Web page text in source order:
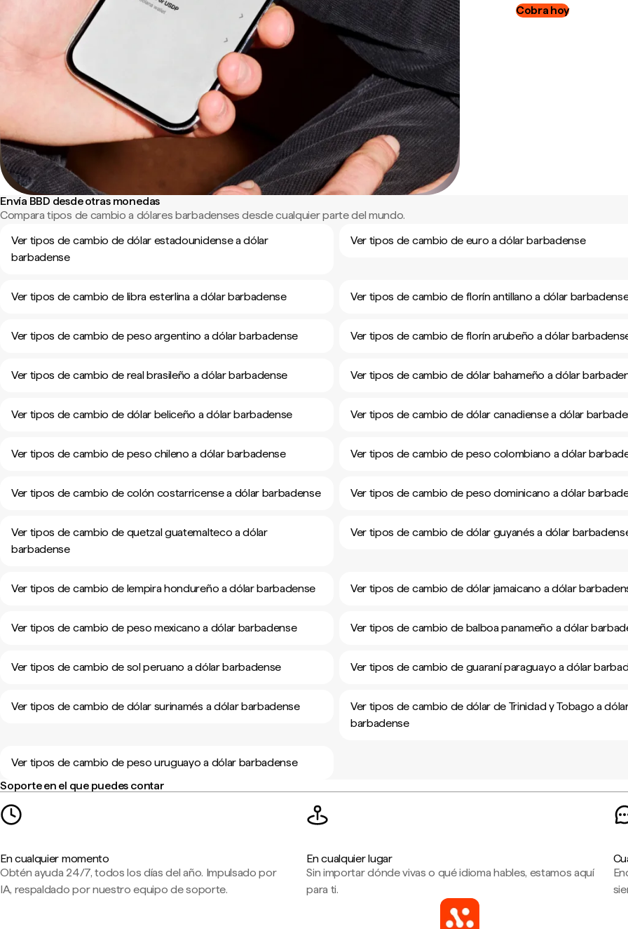
Cobra hoy
Envía BBD desde otras monedas
Compara tipos de cambio a dólares barbadenses desde cualquier parte del mundo.
Ver tipos de cambio de dólar estadounidense a dólar
barbadense
Ver tipos de cambio de euro a dólar barbadense
Ver tipos de cambio de libra esterlina a dólar barbadense Ver tipos de cambio de florín antillano a dólar
Ver tipos de cambio de peso argentino a dólar barbadense Ver tipos de cambio de florín arubeño a dólar
Ver tipos de cambio de real brasileño a dólar barbadense Ver tipos de cambio de dólar bahameño a dólar
Ver tipos de cambio de dólar beliceño a dólar barbadense Ver tipos de cambio de dólar canadiense a dólar
Ver tipos de cambio de peso chileno a dólar barbadense Ver tipos de cambio de peso colombiano a dólar
Ver tipos de cambio de colón costarricense a dólar barbadense Ver tipos de cambio de peso dominicano a dólar
Ver tipos de cambio de quetzal guatemalteco a dólar
barbadense
Ver tipos de cambio de dólar guyanés a dólar
Ver tipos de cambio de lempira hondureño a dólar barbadense Ver tipos de cambio de dólar jamaicano a dólar
Ver tipos de cambio de peso mexicano a dólar barbadense Ver tipos de cambio de balboa panameño a dólar
Ver tipos de cambio de sol peruano a dólar barbadense Ver tipos de cambio de guaraní paraguayo a dólar
Ver tipos de cambio de dólar surinamés a dólar barbadense
Ver tipos de cambio de dólar de Trinidad y Tobago a
barbadense
Ver tipos de cambio de peso uruguayo a dólar barbadense
Soporte en el que puedes contar
En cualquier momento
Obtén ayuda 24/7, todos los días del año. Impulsado por
IA, respaldado por nuestro equipo de soporte.
En cualquier lugar
Sin importar dónde vivas o qué idioma hables, estamos aquí
para ti.